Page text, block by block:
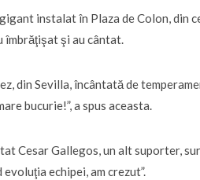
instalat în Plaza de Colon, din
îmbrăţişat şi au cântat.
din Sevilla, încântată de
bucurie!”, a spus aceasta.
Cesar Gallegos, un alt suporter,
echipei, am crezut”.